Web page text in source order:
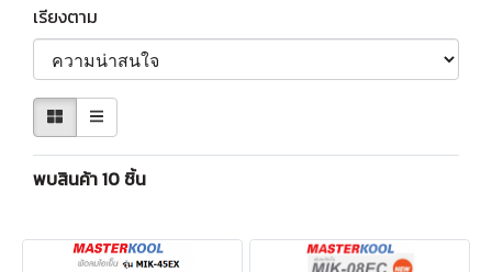
เรียงตาม
พบสินค้า 10 ชิ้น